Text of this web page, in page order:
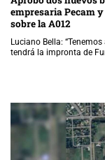
empresaria Pecam
sobre la A012
Luciano Bella:
tendrá la impronta de